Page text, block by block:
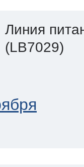
Линия
(LB7029)